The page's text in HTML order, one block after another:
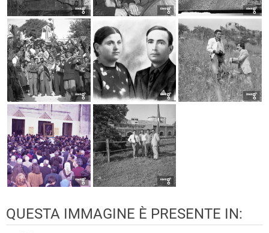
QUESTA IMMAGINE È PRESENTE IN: